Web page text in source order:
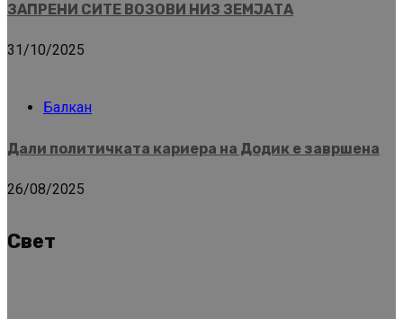
ЗАПРЕНИ СИТЕ ВОЗОВИ НИЗ ЗЕМЈАТА
31/10/2025
Балкан
Дали политичката кариера на Додик е завршена
26/08/2025
Свет